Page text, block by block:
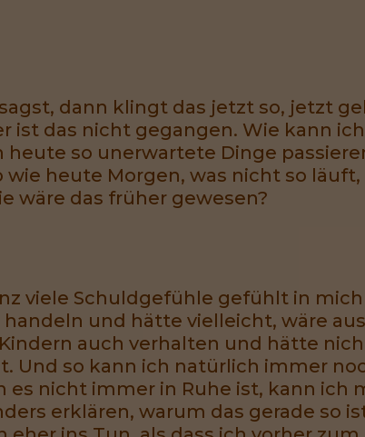
dann klingt das jetzt so, jetzt
ist das nicht gegangen. Wie kann
so unerwartete Dinge
heute Morgen, was nicht so
wäre das früher gewesen?
viele Schuldgefühle gefühlt in
und hätte vielleicht, wäre
auch verhalten und hätte
Und so kann ich natürlich immer
es nicht immer in Ruhe ist, kann ich
erklären, warum das gerade so